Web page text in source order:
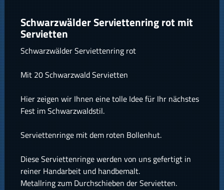
Schwarzwälder Serviettenring rot mit
Servietten
Schwarzwälder Serviettenring rot
Mit 20 Schwarzwald Servietten
Hier zeigen wir Ihnen eine tolle Idee für Ihr nächstes
Fest im Schwarzwaldstil.
Serviettenringe mit dem roten Bollenhut.
Diese Serviettenringe werden von uns gefertigt in
reiner Handarbeit und handbemalt.
Metallring zum Durchschieben der Servietten.